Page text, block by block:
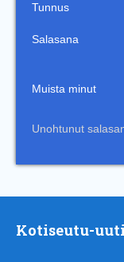
Tunnus
Salasana
Muista minut
Unohtunut
Kotiseutu-